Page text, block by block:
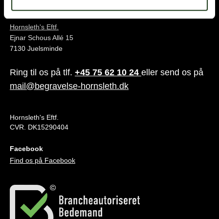
Hornsleth's Eftf.
Ejnar Schous Allé 15
7130 Juelsminde
Ring til os på tlf. +45 75 62 10 24 eller send os på
mail@begravelse-hornsleth.dk
Hornsleth's Eftf.
CVR. DK15290404
Facebook
Find os på Facebook